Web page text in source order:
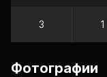
3 1
Фотографии